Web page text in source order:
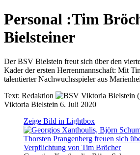
Personal :Tim
Bielsteiner
Der BSV Bielstein freut sich über den
Kader der ersten Herrenmannschaft: Mit
talentierter Nachwuchsspieler aus
Text: Redaktion
Viktoria Bielstein 6. Juli 2020
Zeige Bild in Lightbox